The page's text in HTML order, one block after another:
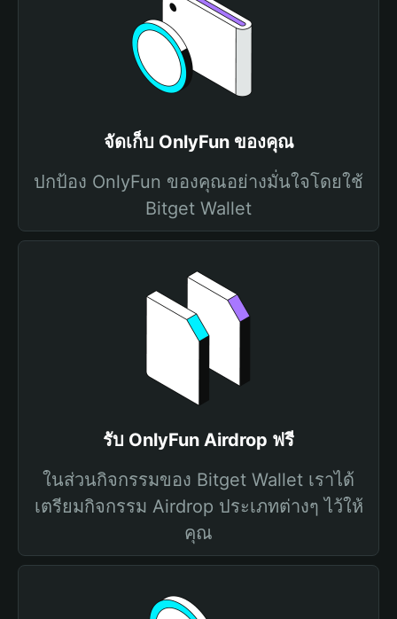
จัดเก็บ OnlyFun ของคุณ
ปกป้อง OnlyFun ของคุณอย่างมั่นใจโดยใช้
Bitget Wallet
รับ OnlyFun Airdrop ฟรี
ในส่วนกิจกรรมของ Bitget Wallet เราได้
เตรียมกิจกรรม Airdrop ประเภทต่างๆ ไว้ให้
คุณ